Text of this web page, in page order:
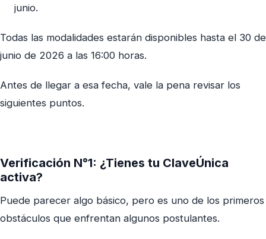
junio.
Todas las modalidades estarán disponibles hasta el 30 de
junio de 2026 a las 16:00 horas.
Antes de llegar a esa fecha, vale la pena revisar los
siguientes puntos.
Verificación N°1: ¿Tienes tu ClaveÚnica
activa?
Puede parecer algo básico, pero es uno de los primeros
obstáculos que enfrentan algunos postulantes.